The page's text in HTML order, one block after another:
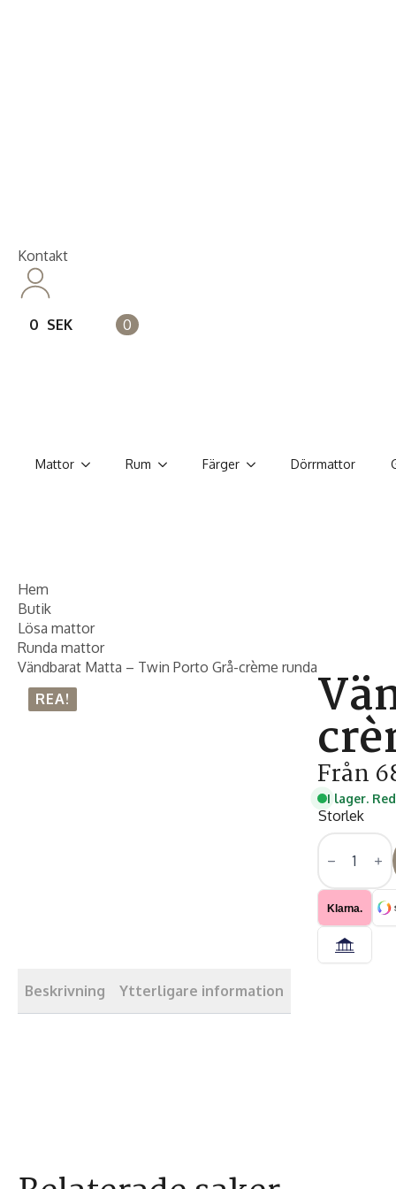
Kontakt
0 SEK 0
Mattor Rum Färger Dörrmattor
Hem
Butik
Lösa mattor
Runda mattor
Vändbarat Matta – Twin Porto Grå-crème runda
REA!
Från
I lager.
Storlek
Matta
Porto
Grå-
crème
runda
mängd
Klarna.
Beskrivning Ytterligare information